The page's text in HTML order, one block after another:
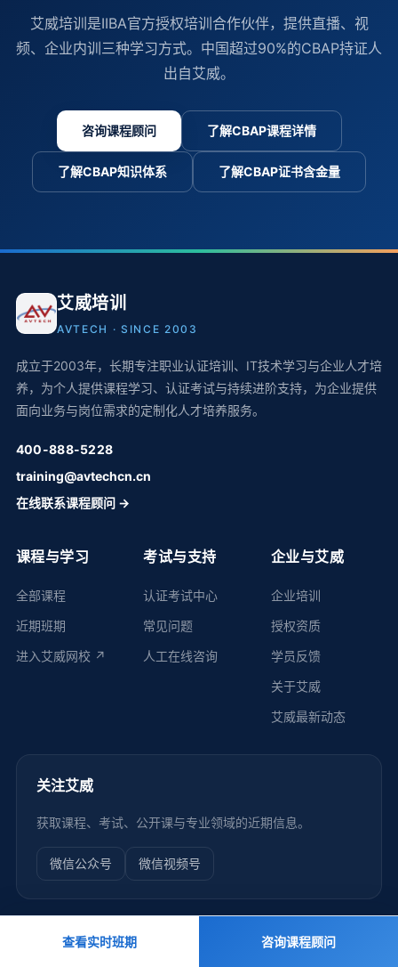
艾威培训是IIBA官方授权培训合作伙伴，提供直播、视
频、企业内训三种学习方式。中国超过90%的CBAP持证人
出自艾威。
咨询课程顾问 了解CBAP课程详情
了解CBAP知识体系 了解CBAP证书含金量
查看实时班期 咨询课程顾问
艾威培训
AVTECH · SINCE 2003
成立于2003年，长期专注职业认证培训、IT技术学习与企业人才培
养，为个人提供课程学习、认证考试与持续进阶支持，为企业提供
面向业务与岗位需求的定制化人才培养服务。
400-888-5228
training@avtechcn.cn
在线联系课程顾问 →
课程与学习
全部课程
近期班期
进入艾威网校 ↗
考试与支持
认证考试中心
常见问题
人工在线咨询
企业与艾威
企业培训
授权资质
学员反馈
关于艾威
艾威最新动态
关注艾威
获取课程、考试、公开课与专业领域的近期信息。
微信公众号 微信视频号